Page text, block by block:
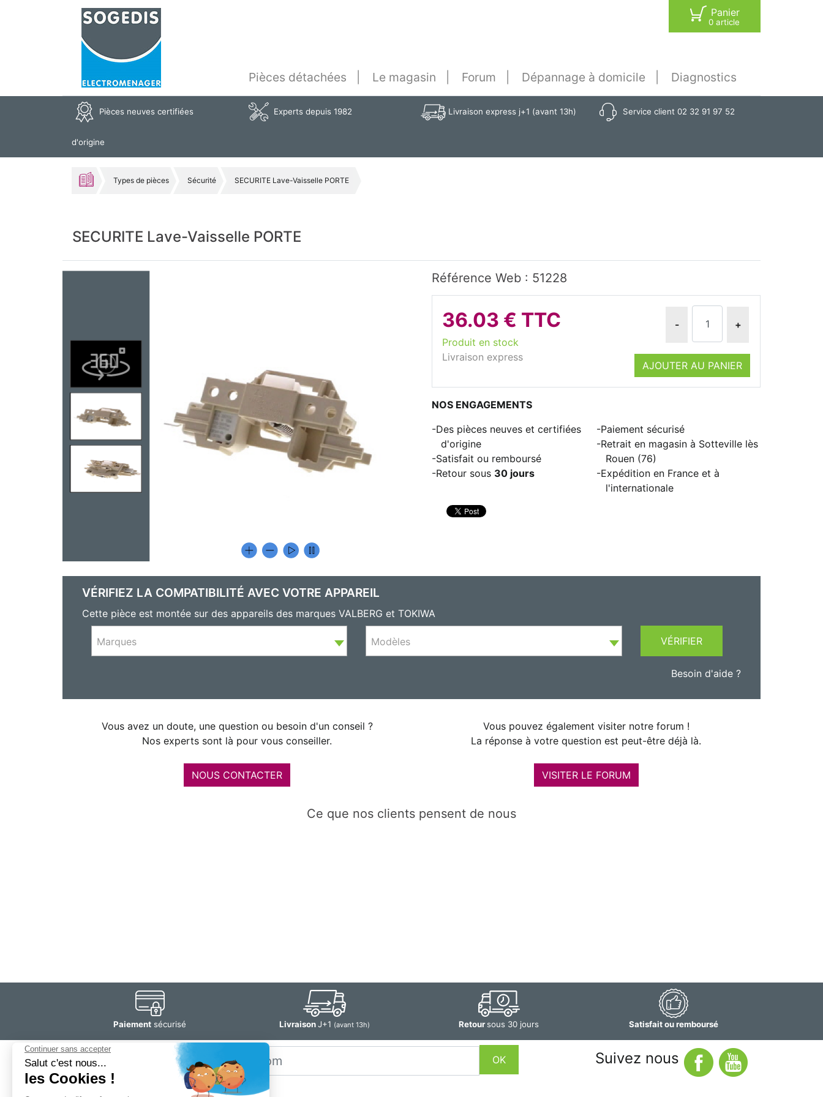
Panier
0 article
Pièces détachées Le magasin Forum Dépannage à domicile Diagnostics
Pièces neuves certifiées
d'origine
Experts depuis 1982 Livraison express j+1 (avant 13h) Service client 02 32 91 97 52
Types de pièces Sécurité SECURITE Lave-Vaisselle PORTE
SECURITE Lave-Vaisselle PORTE
Référence Web : 51228
36.03 € TTC
Produit en stock
Livraison express
- +
AJOUTER AU PANIER
NOS ENGAGEMENTS
Des pièces neuves et certifiées
d'origine
Satisfait ou remboursé
Retour sous 30 jours
Paiement sécurisé
Retrait en magasin à Sotteville lès
Rouen (76)
Expédition en France et à
l'internationale
VÉRIFIEZ LA COMPATIBILITÉ AVEC VOTRE APPAREIL
Cette pièce est montée sur des appareils des marques VALBERG et TOKIWA
Marques Modèles VÉRIFIER
Besoin d'aide ?
Vous avez un doute, une question ou besoin d'un conseil ?
Nos experts sont là pour vous conseiller.
NOUS CONTACTER
Vous pouvez également visiter notre forum !
La réponse à votre question est peut-être déjà là.
VISITER LE FORUM
Ce que nos clients pensent de nous
Paiement sécurisé LivraisonJ+1 (avant 13h) Retoursous 30 jours Satisfait ou remboursé
Restez
informé
Email
OK Suivez nous